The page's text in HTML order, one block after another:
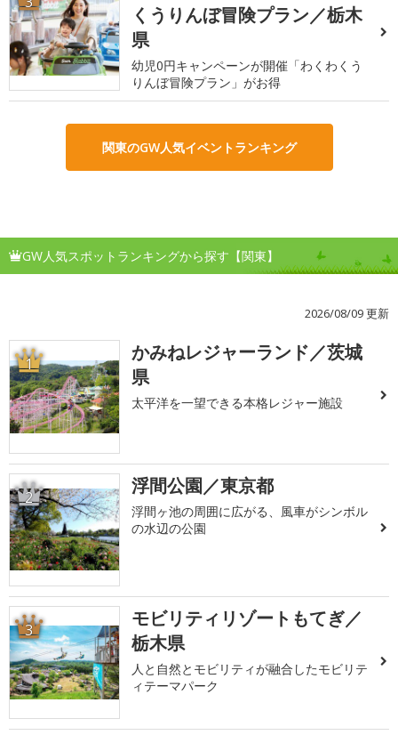
くうりんぼ冒険プラン／栃木
県
幼児0円キャンペーンが開催「わくわくう
りんぼ冒険プラン」がお得
関東のGW人気イベントランキング
GW人気スポットランキングから探す【関東】
2026/08/09 更新
1
かみねレジャーランド／茨城
県
太平洋を一望できる本格レジャー施設
2 浮間公園／東京都
浮間ヶ池の周囲に広がる、風車がシンボル
の水辺の公園
3
モビリティリゾートもてぎ／
栃木県
人と自然とモビリティが融合したモビリテ
ィテーマパーク